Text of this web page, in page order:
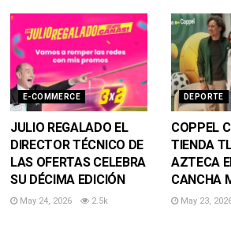
E-COMMERCE
JULIO REGALADO EL
DIRECTOR TÉCNICO DE
LAS OFERTAS CELEBRA
SU DÉCIMA EDICIÓN
May 24, 2026 2.5k
DEPORTE
COPPEL
TIENDA
AZTECA
CANCHA
May 23,